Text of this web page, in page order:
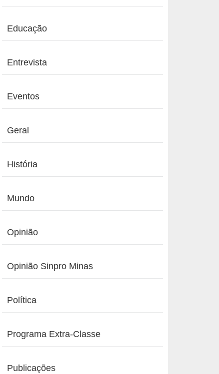
Educação
Entrevista
Eventos
Geral
História
Mundo
Opinião
Opinião Sinpro Minas
Política
Programa Extra-Classe
Publicações